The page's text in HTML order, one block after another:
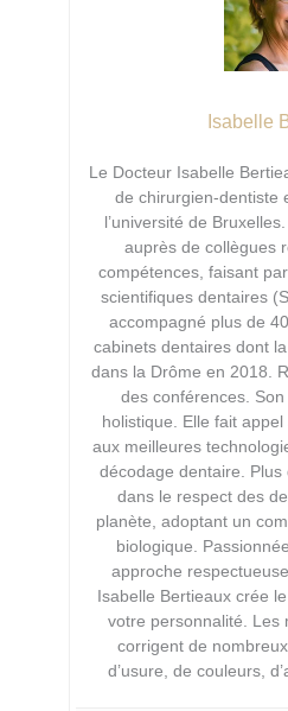
Isabelle
Le Docteur Isabelle
de chirurgien-dentiste
l’université de
auprès de collègues
compétences, faisant
scientifiques dentaires
accompagné plus de
cabinets dentaires dont
dans la Drôme en 2018.
des conférences.
holistique. Elle fait
aux meilleures
décodage dentaire.
dans le respect des
planète, adoptant un
biologique.
approche
Isabelle Bertieaux crée
votre personnalité. Les
corrigent de
d’usure, de couleurs,